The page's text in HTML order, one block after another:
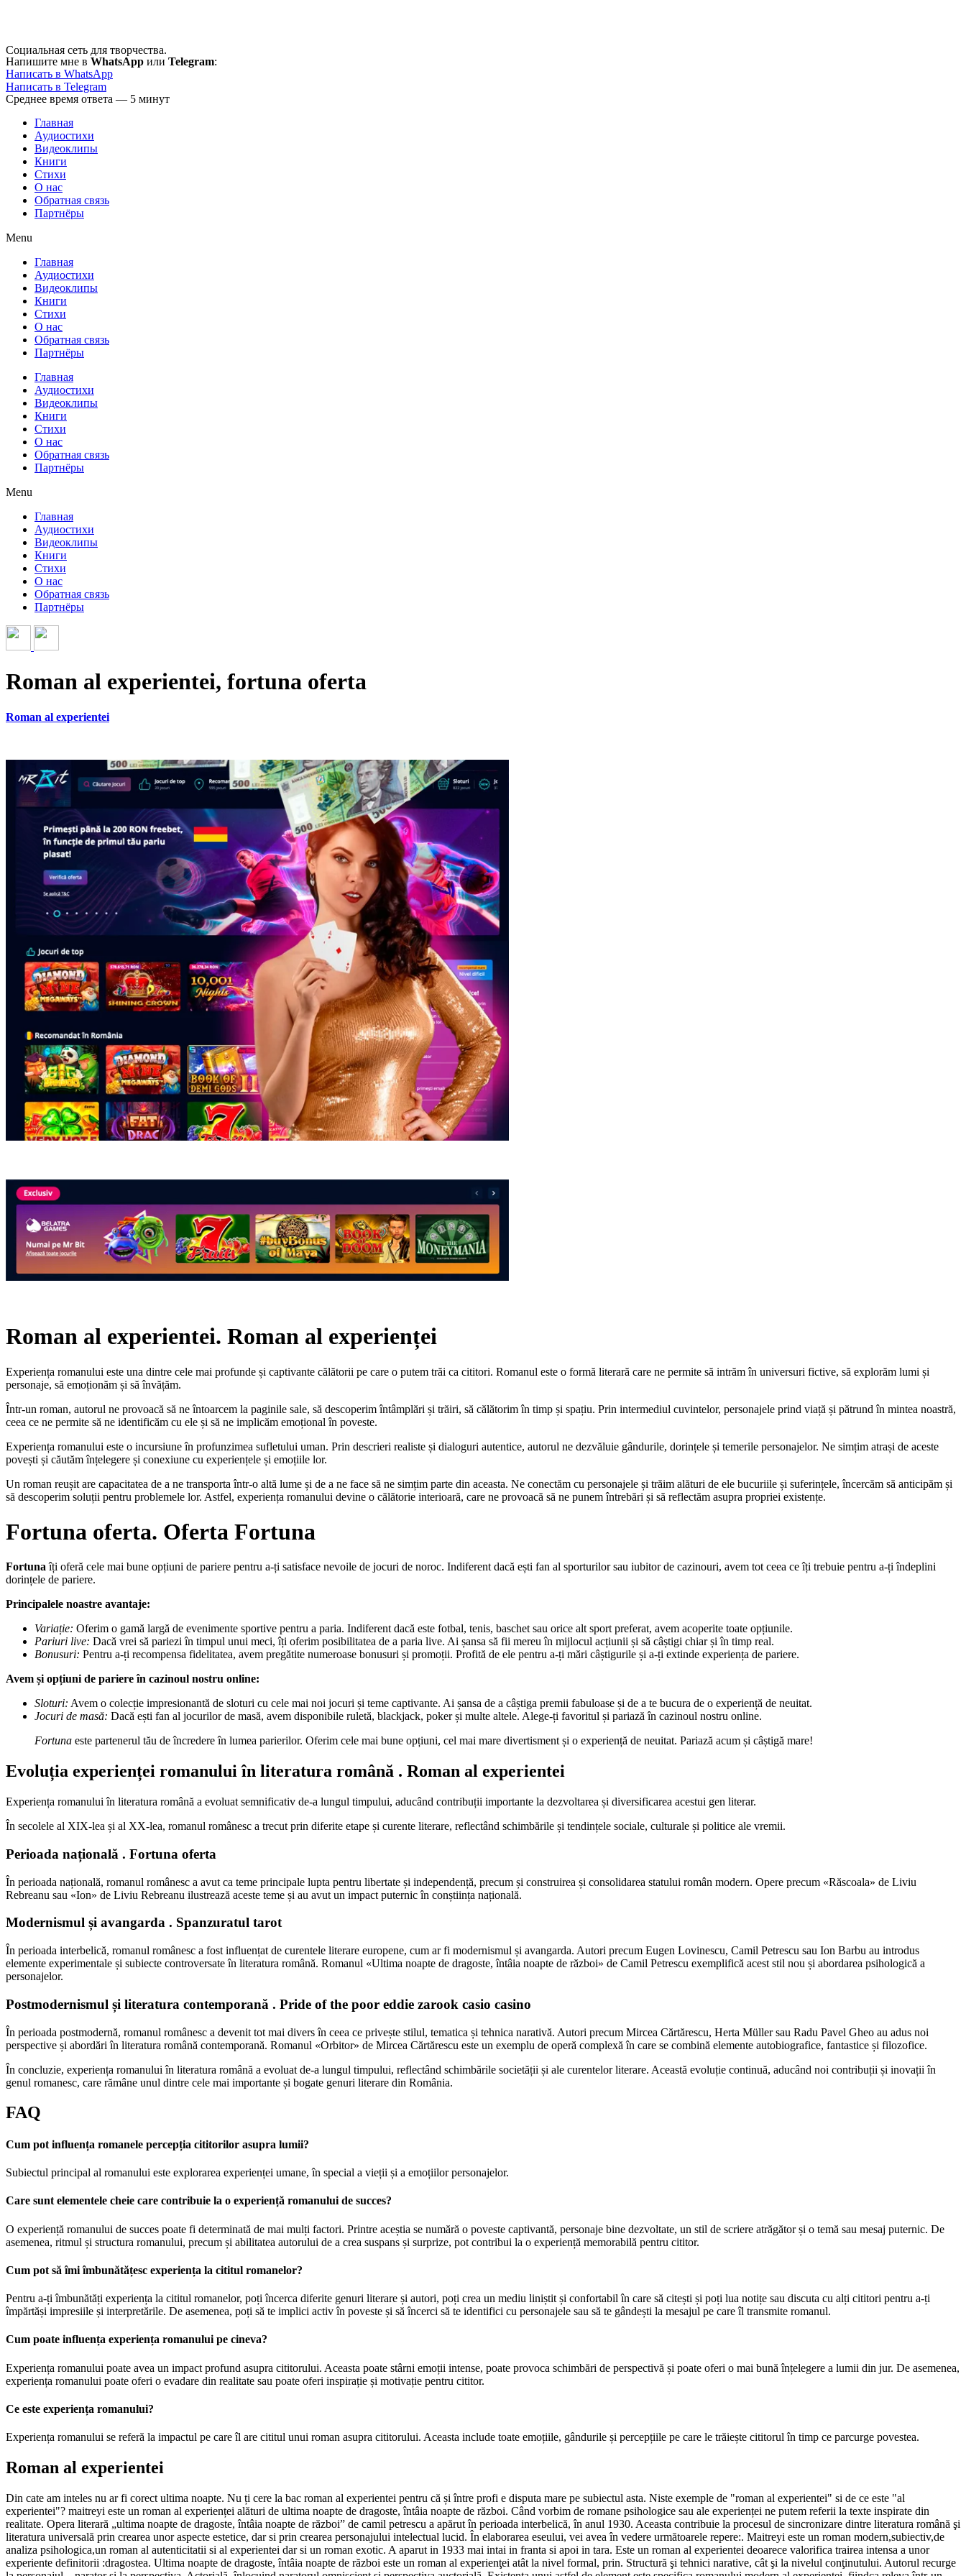
Социальная сеть для творчества.
Напишите мне в WhatsApp или Telegram:
Написать в WhatsApp
Написать в Telegram
Среднее время ответа — 5 минут
Главная
Аудиостихи
Видеоклипы
Книги
Стихи
О нас
Обратная связь
Партнёры
Menu
Главная
Аудиостихи
Видеоклипы
Книги
Стихи
О нас
Обратная связь
Партнёры
Главная
Аудиостихи
Видеоклипы
Книги
Стихи
О нас
Обратная связь
Партнёры
Menu
Главная
Аудиостихи
Видеоклипы
Книги
Стихи
О нас
Обратная связь
Партнёры
Roman al experientei, fortuna oferta
Roman al experientei
Roman al experientei. Roman al experienței
Experiența romanului este una dintre cele mai profunde și captivante călătorii pe care o putem trăi ca cititori. Romanul este o formă literară care ne permite să intrăm în universuri fictive, să explorăm lumi și
personaje, să emoționăm și să învățăm.
Într-un roman, autorul ne provoacă să ne întoarcem la paginile sale, să descoperim întâmplări și trăiri, să călătorim în timp și spațiu. Prin intermediul cuvintelor, personajele prind viață și pătrund în mintea noastră,
ceea ce ne permite să ne identificăm cu ele și să ne implicăm emoțional în poveste.
Experiența romanului este o incursiune în profunzimea sufletului uman. Prin descrieri realiste și dialoguri autentice, autorul ne dezvăluie gândurile, dorințele și temerile personajelor. Ne simțim atrași de aceste
povești și căutăm înțelegere și conexiune cu experiențele și emoțiile lor.
Un roman reușit are capacitatea de a ne transporta într-o altă lume și de a ne face să ne simțim parte din aceasta. Ne conectăm cu personajele și trăim alături de ele bucuriile și suferințele, încercăm să anticipăm și
să descoperim soluții pentru problemele lor. Astfel, experiența romanului devine o călătorie interioară, care ne provoacă să ne punem întrebări și să reflectăm asupra propriei existențe.
Fortuna oferta. Oferta Fortuna
Fortunaîți oferă cele mai bune opțiuni de pariere pentru a-ți satisface nevoile de jocuri de noroc. Indiferent dacă ești fan al sporturilor sau iubitor de cazinouri, avem tot ceea ce îți trebuie pentru a-ți îndeplini
dorințele de pariere.
Principalele noastre avantaje:
Variație: Oferim o gamă largă de evenimente sportive pentru a paria. Indiferent dacă este fotbal, tenis, baschet sau orice alt sport preferat, avem acoperite toate opțiunile.
Pariuri live: Dacă vrei să pariezi în timpul unui meci, îți oferim posibilitatea de a paria live. Ai șansa să fii mereu în mijlocul acțiunii și să câștigi chiar și în timp real.
Bonusuri: Pentru a-ți recompensa fidelitatea, avem pregătite numeroase bonusuri și promoții. Profită de ele pentru a-ți mări câștigurile și a-ți extinde experiența de pariere.
Avem și opțiuni de pariere în cazinoul nostru online:
Sloturi: Avem o colecție impresionantă de sloturi cu cele mai noi jocuri și teme captivante. Ai șansa de a câștiga premii fabuloase și de a te bucura de o experiență de neuitat.
Jocuri de masă: Dacă ești fan al jocurilor de masă, avem disponibile ruletă, blackjack, poker și multe altele. Alege-ți favoritul și pariază în cazinoul nostru online.
Fortuna este partenerul tău de încredere în lumea parierilor. Oferim cele mai bune opțiuni, cel mai mare divertisment și o experiență de neuitat. Pariază acum și câștigă mare!
Evoluția experienței romanului în literatura română . Roman al experientei
Experiența romanului în literatura română a evoluat semnificativ de-a lungul timpului, aducând contribuții importante la dezvoltarea și diversificarea acestui gen literar.
În secolele al XIX-lea și al XX-lea, romanul românesc a trecut prin diferite etape și curente literare, reflectând schimbările și tendințele sociale, culturale și politice ale vremii.
Perioada națională . Fortuna oferta
În perioada națională, romanul românesc a avut ca teme principale lupta pentru libertate și independență, precum și construirea și consolidarea statului român modern. Opere precum «Răscoala» de Liviu
Rebreanu sau «Ion» de Liviu Rebreanu ilustrează aceste teme și au avut un impact puternic în conștiința națională.
Modernismul și avangarda . Spanzuratul tarot
În perioada interbelică, romanul românesc a fost influențat de curentele literare europene, cum ar fi modernismul și avangarda. Autori precum Eugen Lovinescu, Camil Petrescu sau Ion Barbu au introdus
elemente experimentale și subiecte controversate în literatura română. Romanul «Ultima noapte de dragoste, întâia noapte de război» de Camil Petrescu exemplifică acest stil nou și abordarea psihologică a
personajelor.
Postmodernismul și literatura contemporană . Pride of the poor eddie zarook casio casino
În perioada postmodernă, romanul românesc a devenit tot mai divers în ceea ce privește stilul, tematica și tehnica narativă. Autori precum Mircea Cărtărescu, Herta Müller sau Radu Pavel Gheo au adus noi
perspective și abordări în literatura română contemporană. Romanul «Orbitor» de Mircea Cărtărescu este un exemplu de operă complexă în care se combină elemente autobiografice, fantastice și filozofice.
În concluzie, experiența romanului în literatura română a evoluat de-a lungul timpului, reflectând schimbările societății și ale curentelor literare. Această evoluție continuă, aducând noi contribuții și inovații în
genul romanesc, care rămâne unul dintre cele mai importante și bogate genuri literare din România.
FAQ
Cum pot influența romanele percepția cititorilor asupra lumii?
Subiectul principal al romanului este explorarea experienței umane, în special a vieții și a emoțiilor personajelor.
Care sunt elementele cheie care contribuie la o experiență romanului de succes?
O experiență romanului de succes poate fi determinată de mai mulți factori. Printre aceștia se numără o poveste captivantă, personaje bine dezvoltate, un stil de scriere atrăgător și o temă sau mesaj puternic. De
asemenea, ritmul și structura romanului, precum și abilitatea autorului de a crea suspans și surprize, pot contribui la o experiență memorabilă pentru cititor.
Cum pot să îmi îmbunătățesc experiența la cititul romanelor?
Pentru a-ți îmbunătăți experiența la cititul romanelor, poți încerca diferite genuri literare și autori, poți crea un mediu liniștit și confortabil în care să citești și poți lua notițe sau discuta cu alți cititori pentru a-ți
împărtăși impresiile și interpretările. De asemenea, poți să te implici activ în poveste și să încerci să te identifici cu personajele sau să te gândești la mesajul pe care îl transmite romanul.
Cum poate influența experiența romanului pe cineva?
Experiența romanului poate avea un impact profund asupra cititorului. Aceasta poate stârni emoții intense, poate provoca schimbări de perspectivă și poate oferi o mai bună înțelegere a lumii din jur. De asemenea,
experiența romanului poate oferi o evadare din realitate sau poate oferi inspirație și motivație pentru cititor.
Ce este experiența romanului?
Experiența romanului se referă la impactul pe care îl are cititul unui roman asupra cititorului. Aceasta include toate emoțiile, gândurile și percepțiile pe care le trăiește cititorul în timp ce parcurge povestea.
Roman al experientei
Din cate am inteles nu ar fi corect ultima noapte. Nu ți cere la bac roman al experientei pentru că și între profi e disputa mare pe subiectul asta. Niste exemple de "roman al experientei" si de ce este "al
experientei"? maitreyi este un roman al experienței alături de ultima noapte de dragoste, întâia noapte de război. Când vorbim de romane psihologice sau ale experienței ne putem referii la texte inspirate din
realitate. Opera literară „ultima noapte de dragoste, întâia noapte de război” de camil petrescu a apărut în perioada interbelică, în anul 1930. Aceasta contribuie la procesul de sincronizare dintre literatura română şi
literatura universală prin crearea unor aspecte estetice, dar si prin crearea personajului intelectual lucid. În elaborarea eseului, vei avea în vedere următoarele repere:. Maitreyi este un roman modern,subiectiv,de
analiza psihologica,un roman al autenticitatii si al experientei dar si un roman exotic. A aparut in 1933 mai intai in franta si apoi in tara. Este un roman al experientei deoarece valorifica trairea intensa a unor
experiente definitorii :dragostea. Ultima noapte de dragoste, întâia noapte de război este un roman al experienţei atât la nivel formal, prin. Structură şi tehnici narative, cât şi la nivelul conţinutului. Autorul recurge